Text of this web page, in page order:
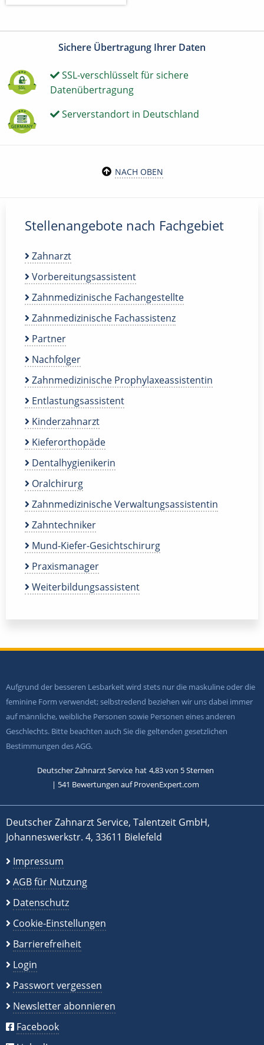
Sichere Übertragung Ihrer Daten
SSL-verschlüsselt für sichere
Datenübertragung
Serverstandort in Deutschland
NACH OBEN
Stellenangebote nach Fachgebiet
Zahnarzt
Vorbereitungsassistent
Zahnmedizinische Fachangestellte
Zahnmedizinische Fachassistenz
Partner
Nachfolger
Zahnmedizinische Prophylaxeassistentin
Entlastungsassistent
Kinderzahnarzt
Kieferorthopäde
Dentalhygienikerin
Oralchirurg
Zahnmedizinische Verwaltungsassistentin
Zahntechniker
Mund-Kiefer-Gesichtschirurg
Praxismanager
Weiterbildungsassistent
Aufgrund der besseren Lesbarkeit wird stets nur die maskuline oder die
feminine Form verwendet; selbstredend beziehen wir uns dabei immer
auf männliche, weibliche Personen sowie Personen eines anderen
Geschlechts. Bitte beachten auch Sie die geltenden gesetzlichen
Bestimmungen des AGG.
Deutscher Zahnarzt Service hat 4,83von 5Sternen
| 541 Bewertungen auf ProvenExpert.com
Deutscher Zahnarzt Service, Talentzeit GmbH,
Johanneswerkstr. 4, 33611 Bielefeld
Impressum
AGB für Nutzung
Datenschutz
Cookie-Einstellungen
Barrierefreiheit
Login
Passwort vergessen
Newsletter abonnieren
Facebook